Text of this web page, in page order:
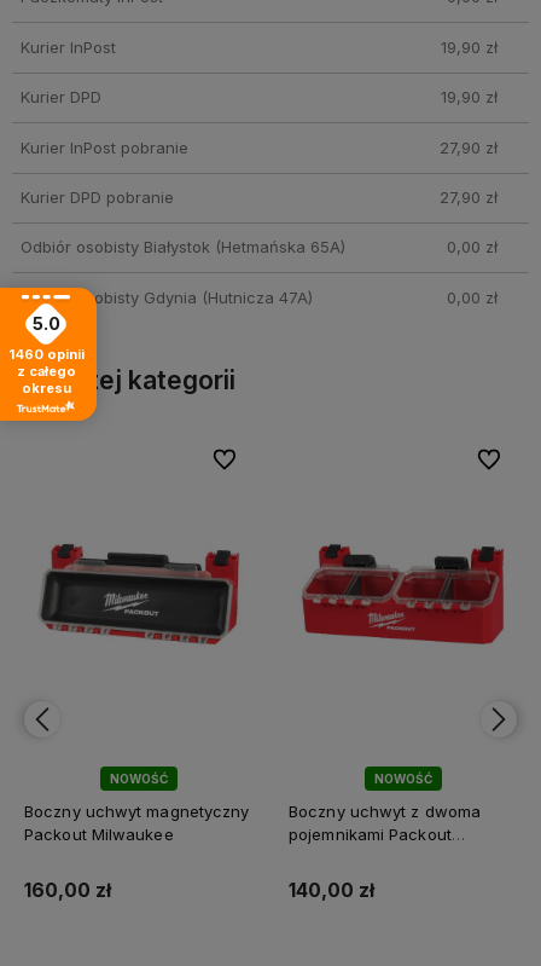
Kurier InPost 19,90 zł
Kurier DPD 19,90 zł
Kurier InPost pobranie 27,90 zł
Kurier DPD pobranie 27,90 zł
Odbiór osobisty Białystok(Hetmańska 65A) 0,00 zł
Odbiór osobisty Gdynia (Hutnicza 47A) 0,00 zł
Inne z tej kategorii
NOWOŚĆ
Boczny uchwyt magnetyczny
Packout Milwaukee
160,00 zł
Do ulubionych
Do ulubionych
NOWOŚĆ
Boczny uchwyt z dwoma
pojemnikami Packout
140,00 zł
Do
Do
5.0
1460 opinii
z całego
okresu